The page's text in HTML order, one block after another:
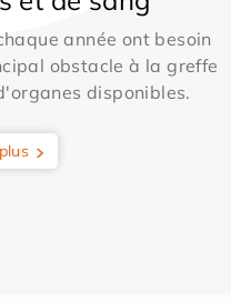
année ont besoin
obstacle à la greffe
disponibles.